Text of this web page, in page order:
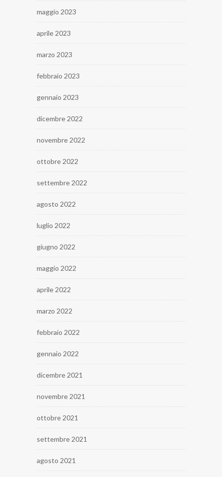
maggio 2023
aprile 2023
marzo 2023
febbraio 2023
gennaio 2023
dicembre 2022
novembre 2022
ottobre 2022
settembre 2022
agosto 2022
luglio 2022
giugno 2022
maggio 2022
aprile 2022
marzo 2022
febbraio 2022
gennaio 2022
dicembre 2021
novembre 2021
ottobre 2021
settembre 2021
agosto 2021